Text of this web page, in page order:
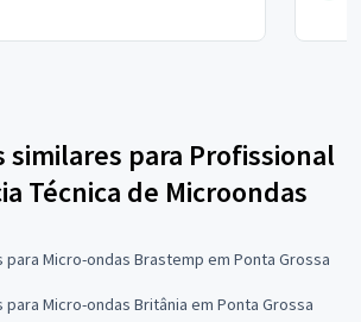
similares para Profissional
Técnica de Microondas
para Micro-ondas Brastemp em Ponta Grossa
Micro-ondas Britânia em Ponta Grossa